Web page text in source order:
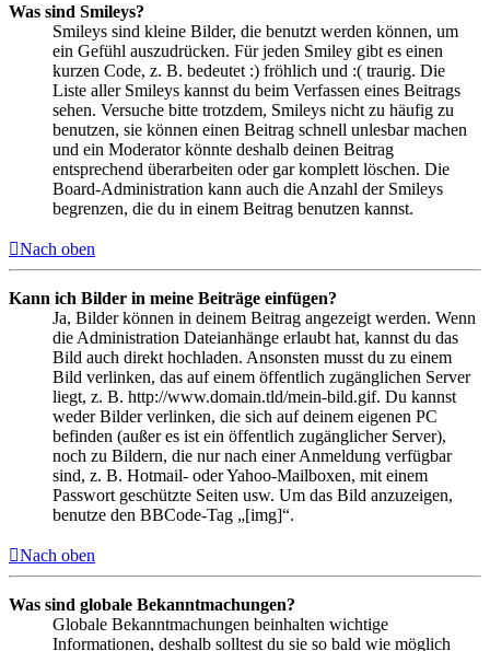
Was sind Smileys?
Smileys sind kleine Bilder, die benutzt werden können, um
ein Gefühl auszudrücken. Für jeden Smiley gibt es einen
kurzen Code, z. B. bedeutet :) fröhlich und :( traurig. Die
Liste aller Smileys kannst du beim Verfassen eines Beitrags
sehen. Versuche bitte trotzdem, Smileys nicht zu häufig zu
benutzen, sie können einen Beitrag schnell unlesbar machen
und ein Moderator könnte deshalb deinen Beitrag
entsprechend überarbeiten oder gar komplett löschen. Die
Board-Administration kann auch die Anzahl der Smileys
begrenzen, die du in einem Beitrag benutzen kannst.
Nach oben
Kann ich Bilder in meine Beiträge einfügen?
Ja, Bilder können in deinem Beitrag angezeigt werden. Wenn
die Administration Dateianhänge erlaubt hat, kannst du das
Bild auch direkt hochladen. Ansonsten musst du zu einem
Bild verlinken, das auf einem öffentlich zugänglichen Server
liegt, z. B. http://www.domain.tld/mein-bild.gif. Du kannst
weder Bilder verlinken, die sich auf deinem eigenen PC
befinden (außer es ist ein öffentlich zugänglicher Server),
noch zu Bildern, die nur nach einer Anmeldung verfügbar
sind, z. B. Hotmail- oder Yahoo-Mailboxen, mit einem
Passwort geschützte Seiten usw. Um das Bild anzuzeigen,
benutze den BBCode-Tag „[img]“.
Nach oben
Was sind globale Bekanntmachungen?
Globale Bekanntmachungen beinhalten wichtige
Informationen, deshalb solltest du sie so bald wie möglich